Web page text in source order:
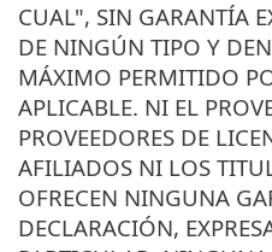
CUAL", SIN GARANTÍA
DE NINGÚN TIPO Y
MÁXIMO PERMITIDO
APLICABLE. NI EL
PROVEEDORES DE
AFILIADOS NI LOS
OFRECEN NINGUNA
DECLARACIÓN,